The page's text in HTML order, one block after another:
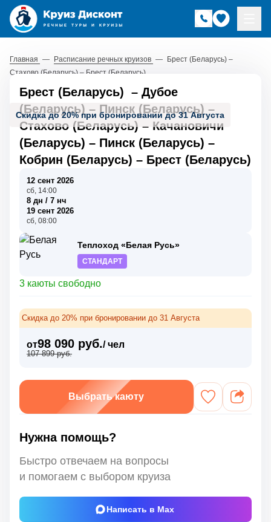
Главная — Расписание речных круизов — Брест (Беларусь) –
Стахово (Беларусь) – Брест (Беларусь)
Скидка до 20% при бронировании до 31 Августа
Брест (Беларусь) – Дубое
(Беларусь) – Пинск (Беларусь) –
Стахово (Беларусь) – Качановичи
(Беларусь) – Пинск (Беларусь) –
Кобрин (Беларусь) – Брест (Беларусь)
12 сент 2026
сб, 14:00
8 дн / 7 нч
19 сент 2026
сб, 08:00
Теплоход «Белая Русь»
СТАНДАРТ
3 каюты свободно
Скидка до 20% при бронировании до 31 Августа
от98 090 руб./ чел
107 899 руб.
Выбрать каюту
Нужна помощь?
Быстро отвечаем на вопросы
и помогаем с выбором круиза
Написать в Max